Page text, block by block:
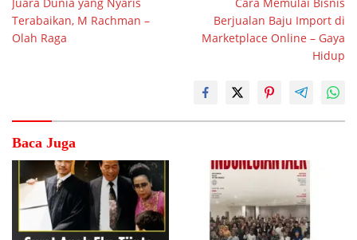
pos
Terabaikan, M Rachman –
Olah Raga
Berjualan Baju Import di
Marketplace Online – Gaya
Hidup
Baca Juga